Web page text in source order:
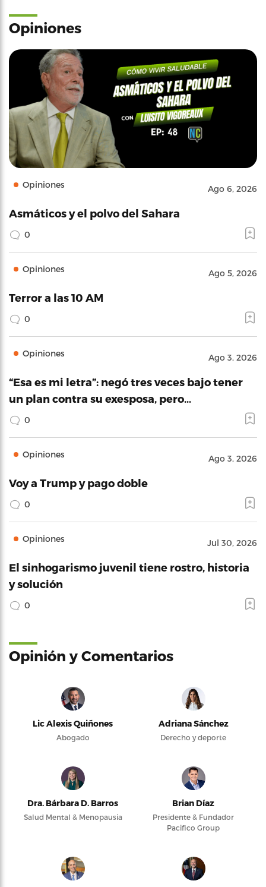
Opiniones
Opiniones Ago 6, 2026
Asmáticos y el polvo del Sahara
0
Opiniones Ago 5, 2026
Terror a las 10 AM
0
Opiniones Ago 3, 2026
“Esa es mi letra”: negó tres veces bajo tener
un plan contra su exesposa, pero…
0
Opiniones Ago 3, 2026
Voy a Trump y pago doble
0
Opiniones Jul 30, 2026
El sinhogarismo juvenil tiene rostro, historia
y solución
0
Opinión y Comentarios
Lic Alexis Quiñones
Abogado
Adriana Sánchez
Derecho y deporte
Dra. Bárbara D. Barros
Salud Mental & Menopausia
Brian Díaz
Presidente & Fundador
Pacifico Group